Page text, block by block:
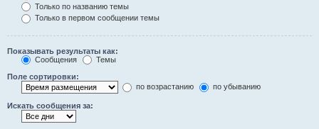
Только по названию темы
Только в первом сообщении темы
Показывать результаты как:
Сообщения
Темы
Поле сортировки:
по возрастанию
по убыванию
Искать сообщения за: